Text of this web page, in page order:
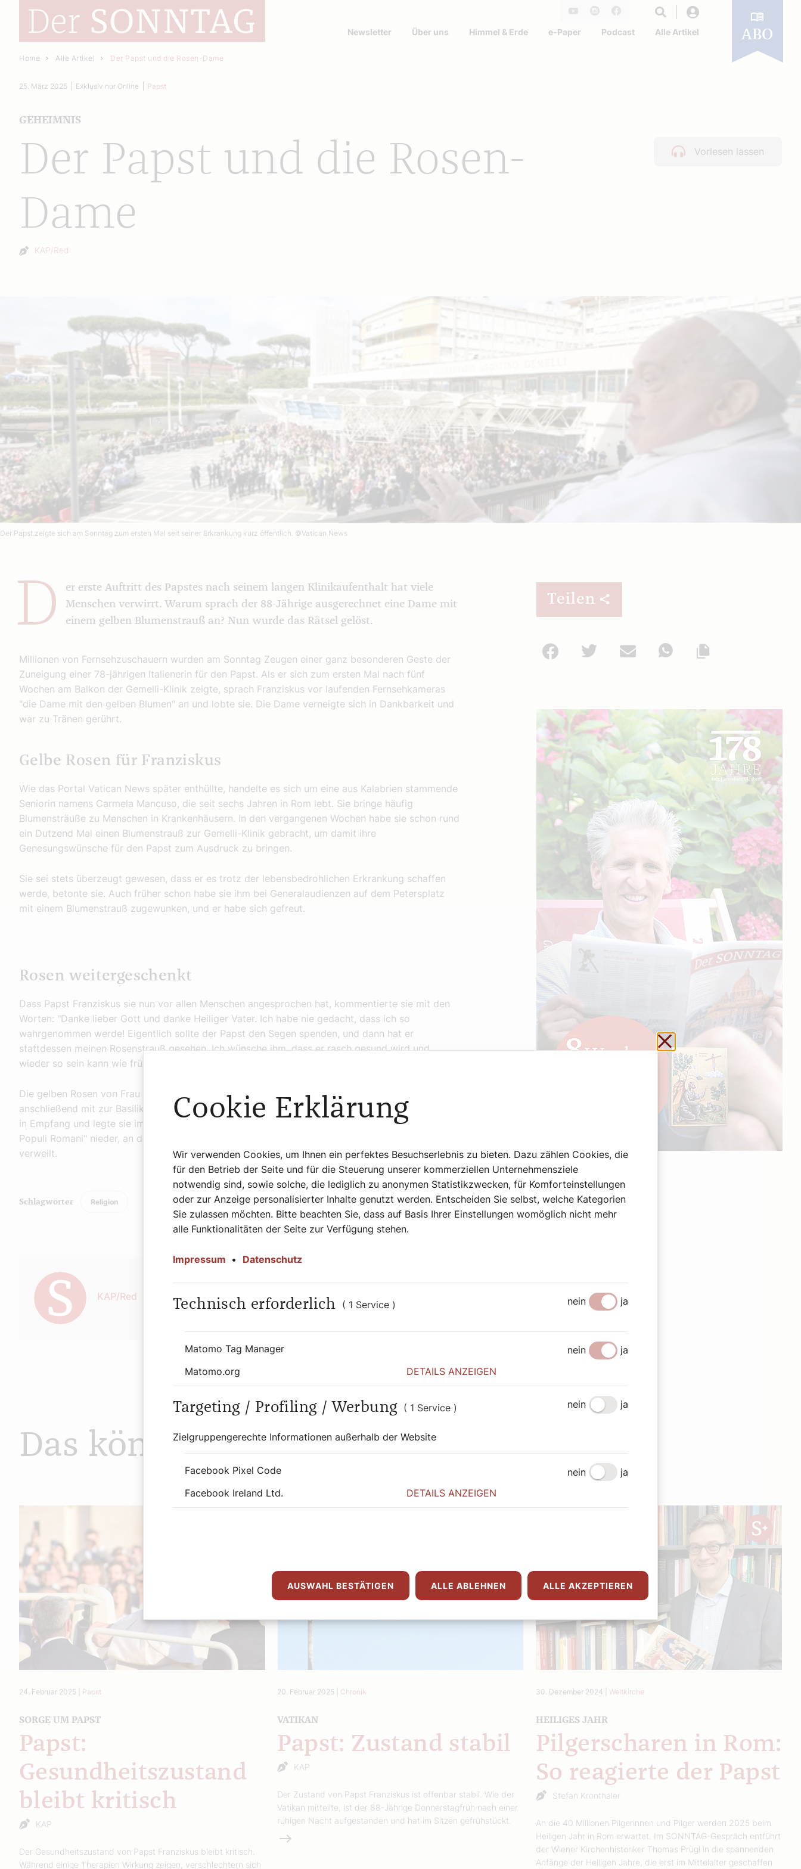
Facebook
Newsletter Über uns Himmel & Erde e-Paper Podcast Alle Artikel ABO
Home Alle Artikel Der Papst und die Rosen-Dame
Vorlesen lassen
Der Papst und die Rosen-
Dame
GEHEIMNIS
25. März 2025 Exklusiv nur Online Papst
Autor:
KAP/Red
Der Papst zeigte sich am Sonntag zum ersten Mal seit seiner Erkrankung kurz öffentlich. ©Vatican News
D
er erste Auftritt des Papstes nach seinem langen Klinikaufenthalt hat viele
Menschen verwirrt. Warum sprach der 88-Jährige ausgerechnet eine Dame mit
einem gelben Blumenstrauß an? Nun wurde das Rätsel gelöst.
Millionen von Fernsehzuschauern wurden am Sonntag Zeugen einer ganz besonderen Geste der
Zuneigung einer 78-jährigen Italienerin für den Papst. Als er sich zum ersten Mal nach fünf
Wochen am Balkon der Gemelli-Klinik zeigte, sprach Franziskus vor laufenden Fernsehkameras
"die Dame mit den gelben Blumen" an und lobte sie. Die Dame verneigte sich in Dankbarkeit und
war zu Tränen gerührt.
Gelbe Rosen für Franziskus
Wie das Portal Vatican News später enthüllte, handelte es sich um eine aus Kalabrien stammende
Seniorin namens Carmela Mancuso, die seit sechs Jahren in Rom lebt. Sie bringe häufig
Blumensträuße zu Menschen in Krankenhäusern. In den vergangenen Wochen habe sie schon rund
ein Dutzend Mal einen Blumenstrauß zur Gemelli-Klinik gebracht, um damit ihre
Genesungswünsche für den Papst zum Ausdruck zu bringen.
Sie sei stets überzeugt gewesen, dass er es trotz der lebensbedrohlichen Erkrankung schaffen
werde, betonte sie. Auch früher schon habe sie ihm bei Generalaudienzen auf dem Petersplatz
mit einem Blumenstrauß zugewunken, und er habe sich gefreut.
Rosen weitergeschenkt
Dass Papst Franziskus sie nun vor allen Menschen angesprochen hat, kommentierte sie mit den
Worten: "Danke lieber Gott und danke Heiliger Vater. Ich habe nie gedacht, dass ich so
wahrgenommen werde! Eigentlich sollte der Papst den Segen spenden, und dann hat er
stattdessen meinen Rosenstrauß gesehen. Ich wünsche ihm, dass er rasch gesund wird und
wieder so sein kann wie früher."
Die gelben Rosen von Frau Mancuso nahm der Papst, wie Vatican News weiter schreibt,
anschließend mit zur Basilika Santa Maria Maggiore. Dort nahm sie Kardinal Rolandas Makrickas
in Empfang und legte sie im Auftrag des Papstes am Altar der berühmten Marien-Ikone "Salus
Populi Romani" nieder, an der Franziskus sonst stets vor und nach längeren Reisen im Gebet
verweilt.
Schlagwörter Religion
KAP/Red
Teilen
Facebook
Twitter Mail
WhatsApp
Werbung
Das könnte Sie auch interessieren
24. Februar 2025 Papst
SORGE UM PAPST
Papst:
Gesundheitszustand
bleibt kritisch
KAP
Der Gesundheitszustand von Papst Franziskus bleibt kritisch.
Während einige Therapien Wirkung zeigen, verschlechtern sich
20. Februar 2025 Chronik
VATIKAN
Papst: Zustand stabil
KAP
Der Zustand von Papst Franziskus ist offenbar stabil. Wie der
Vatikan mitteilte, ist der 88-Jährige Donnerstagfrüh nach einer
ruhigen Nacht aufgestanden und hat im Sitzen gefrühstückt.
Weiterlesen
30. Dezember 2024 Weltkirche
HEILIGES JAHR
Pilgerscharen in Rom:
So reagierte der Papst
Stefan Kronthaler
An die 40 Millionen Pilgerinnen und Pilger werden 2025 beim
Heiligen Jahr in Rom erwartet. Im SONNTAG-Gespräch entführt
der Wiener Kirchenhistoriker Thomas Prügl in die spannenden
Anfänge der Heiligen Jahre, die erst im Mittelalter geschaffen
Schließen ohne zu
Cookie Erklärung
Wir verwenden Cookies, um Ihnen ein perfektes Besuchserlebnis zu bieten. Dazu zählen Cookies, die
für den Betrieb der Seite und für die Steuerung unserer kommerziellen Unternehmensziele
notwendig sind, sowie solche, die lediglich zu anonymen Statistikzwecken, für Komforteinstellungen
oder zur Anzeige personalisierter Inhalte genutzt werden. Entscheiden Sie selbst, welche Kategorien
Sie zulassen möchten. Bitte beachten Sie, dass auf Basis Ihrer Einstellungen womöglich nicht mehr
alle Funktionalitäten der Seite zur Verfügung stehen.
Impressum • Datenschutz
Technisch erforderlich ( 1 Service ) nein ja
Matomo Tag Manager nein
ja
Matomo.org
DETAILS ANZEIGEN
Targeting / Profiling / Werbung ( 1 Service )
Zielgruppengerechte Informationen außerhalb der Website
nein ja
Facebook Pixel Code nein
ja
Facebook Ireland Ltd.
DETAILS ANZEIGEN
AUSWAHL BESTÄTIGEN ALLE ABLEHNEN ALLE AKZEPTIEREN